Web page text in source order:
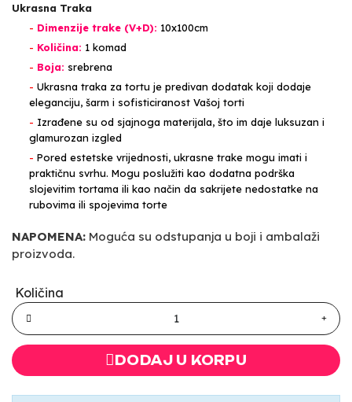
Ukrasna Traka
- Dimenzije trake (V+D): 10x100cm
- Količina: 1 komad
- Boja: srebrena
- Ukrasna traka za tortu je predivan dodatak koji dodaje
eleganciju, šarm i sofisticiranost Vašoj torti
- Izrađene su od sjajnoga materijala, što im daje luksuzan i
glamurozan izgled
- Pored estetske vrijednosti, ukrasne trake mogu imati i
praktičnu svrhu. Mogu poslužiti kao dodatna podrška
slojevitim tortama ili kao način da sakrijete nedostatke na
rubovima ili spojevima torte
NAPOMENA: Moguća su odstupanja u boji i ambalaži
proizvoda.
Količina
DODAJ U KORPU